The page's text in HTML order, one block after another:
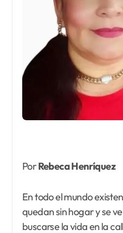
PorRebeca Henríquez
En todo el mundo
quedan sin hogar y se
buscarse la vida en la